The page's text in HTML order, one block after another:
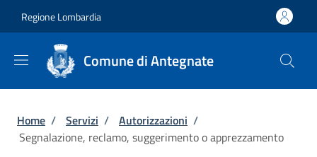
Regione Lombardia
Comune di Antegnate
Briciole di pane
Home / Servizi / Autorizzazioni /
Segnalazione, reclamo, suggerimento o apprezzamento